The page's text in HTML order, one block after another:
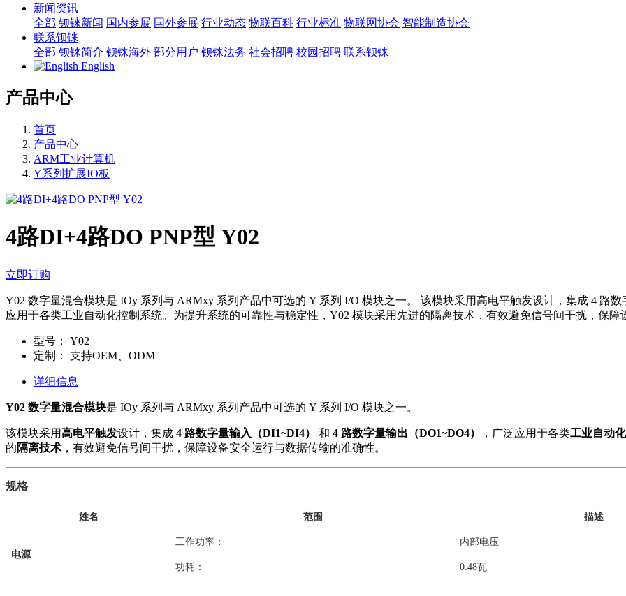
新闻资讯
全部 钡铼新闻 国内参展 国外参展 行业动态 物联百科 行业标准 物联网协会 智能制造协会
联系钡铼
全部 钡铼简介 钡铼海外 部分用户 钡铼法务 社会招聘 校园招聘 联系钡铼
English
产品中心
首页
产品中心
ARM工业计算机
Y系列扩展IO板
4路DI+4路DO PNP型 Y02
立即订购
Y02 数字量混合模块是 IOy 系列与 ARMxy 系列产品中可选的 Y 系列 I/O 模块之一。 该模块采用高电平触发设计，集成 4 路
应用于各类工业自动化控制系统。为提升系统的可靠性与稳定性，Y02 模块采用先进的隔离技术，有效避免信号间干扰，保障
型号：
Y02
定制：
支持OEM、ODM
详细信息
Y02 数字量混合模块是 IOy 系列与 ARMxy 系列产品中可选的 Y 系列 I/O 模块之一。
该模块采用高电平触发设计，集成 4 路数字量输入（DI1~DI4） 和 4 路数字量输出（DO1~DO4） ，广泛应用于各类工业自动
的隔离技术 ，有效避免信号间干扰，保障设备安全运行与数据传输的准确性。
规格
姓名 范围 描述
电源
工作功率： 内部电压
功耗： 0.48瓦